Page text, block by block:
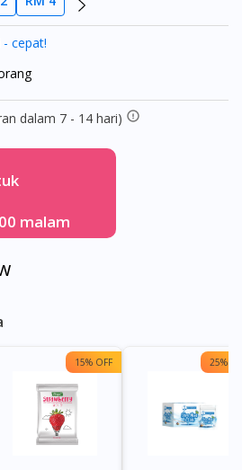
cepat!
dalam 7 - 14 hari)
malam
15% OFF 25%